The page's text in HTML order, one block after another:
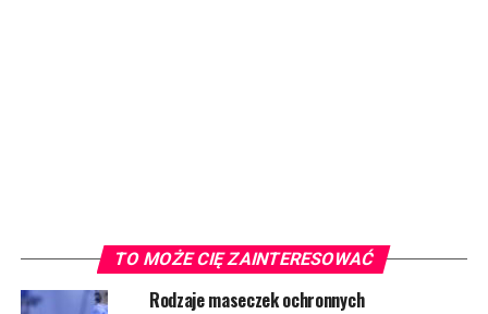
TO MOŻE CIĘ ZAINTERESOWAĆ
Rodzaje maseczek ochronnych